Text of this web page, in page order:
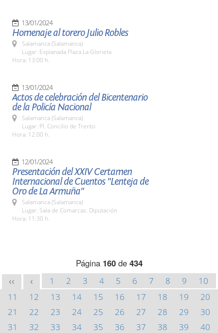
13/01/2024
Homenaje al torero Julio Robles
Salamanca (Salamanca)
Lugar: Explanada Plaza La Glorieta
Hora: 13:00 h.
13/01/2024
Actos de celebración del Bicentenario
de la Policía Nacional
Salamanca (Salamanca)
Lugar: Pl. Concilio de Trento
Hora: 12:00 h.
12/01/2024
Presentación del XXIV Certamen
Internacional de Cuentos "Lenteja de
Oro de La Armuña"
Salamanca (Salamanca)
Lugar: Sala de Comarcas. Diputación
Hora: 11:30 h.
Página 160de 434
<< < 1 2 3 4 5 6 7 8 9
10
11
12 13 14 15 16 17 18 19
20
21
22 23 24 25 26 27 28 29
30
31
32 33 34 35 36 37 38 39
40